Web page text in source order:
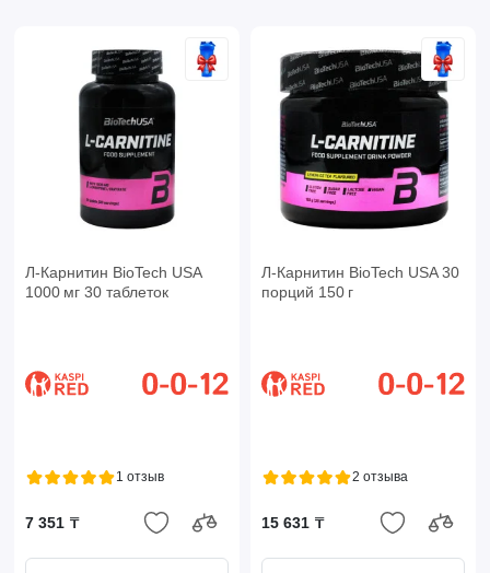
Л-Карнитин BioTech USA
1000 мг 30 таблеток
1 отзыв
7 351 ₸
Л-Карнитин BioTech USA 30
порций 150 г
2 отзыва
15 631 ₸